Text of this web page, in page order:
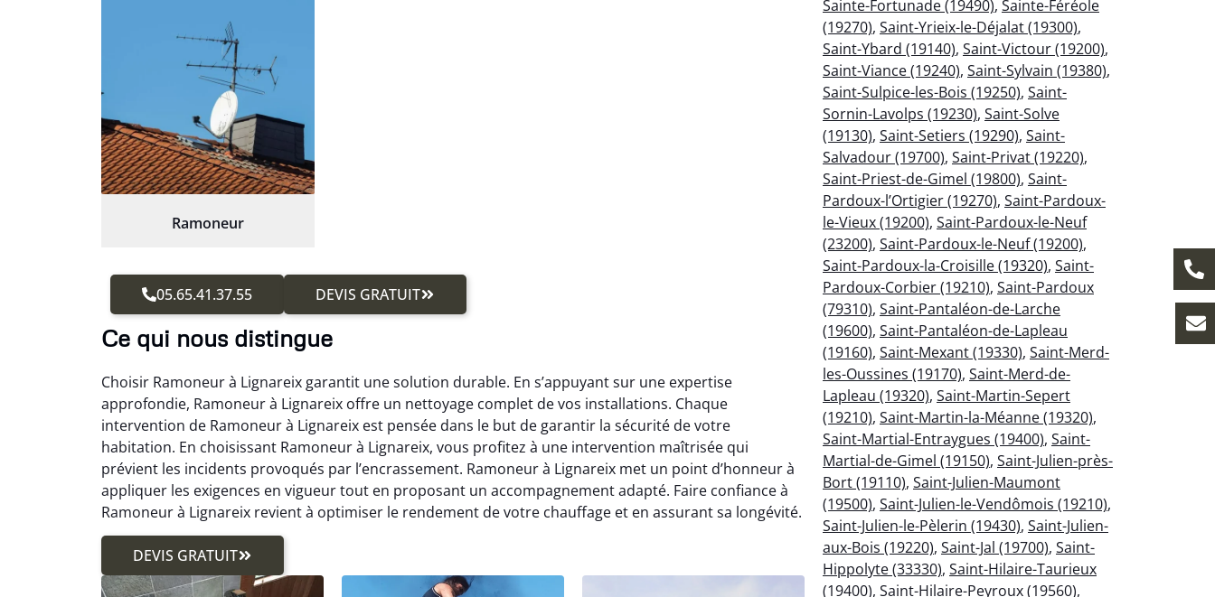
Ramoneur
05.65.41.37.55 DEVIS GRATUIT
Ce qui nous distingue
Choisir Ramoneur à Lignareix garantit une solution durable. En s’appuyant sur une expertise
approfondie, Ramoneur à Lignareix offre un nettoyage complet de vos installations. Chaque
intervention de Ramoneur à Lignareix est pensée dans le but de garantir la sécurité de votre
habitation. En choisissant Ramoneur à Lignareix, vous profitez à une intervention maîtrisée qui
prévient les incidents provoqués par l’encrassement. Ramoneur à Lignareix met un point d’honneur à
appliquer les exigences en vigueur tout en proposant un accompagnement adapté. Faire confiance à
Ramoneur à Lignareix revient à optimiser le rendement de votre chauffage et en assurant sa longévité.
DEVIS GRATUIT
Sainte-Fortunade (19490), Sainte-Féréole
(19270), Saint-Yrieix-le-Déjalat (19300),
Saint-Ybard (19140), Saint-Victour (19200),
Saint-Viance (19240), Saint-Sylvain (19380),
Saint-Sulpice-les-Bois (19250), Saint-
Sornin-Lavolps (19230), Saint-Solve
(19130), Saint-Setiers (19290), Saint-
Salvadour (19700), Saint-Privat (19220),
Saint-Priest-de-Gimel (19800), Saint-
Pardoux-l’Ortigier (19270), Saint-Pardoux-
le-Vieux (19200), Saint-Pardoux-le-Neuf
(23200), Saint-Pardoux-le-Neuf (19200),
Saint-Pardoux-la-Croisille (19320), Saint-
Pardoux-Corbier (19210), Saint-Pardoux
(79310), Saint-Pantaléon-de-Larche
(19600), Saint-Pantaléon-de-Lapleau
(19160), Saint-Mexant (19330), Saint-Merd-
les-Oussines (19170), Saint-Merd-de-
Lapleau (19320), Saint-Martin-Sepert
(19210), Saint-Martin-la-Méanne (19320),
Saint-Martial-Entraygues (19400), Saint-
Martial-de-Gimel (19150), Saint-Julien-près-
Bort (19110), Saint-Julien-Maumont
(19500), Saint-Julien-le-Vendômois (19210),
Saint-Julien-le-Pèlerin (19430), Saint-Julien-
aux-Bois (19220), Saint-Jal (19700), Saint-
Hippolyte (33330), Saint-Hilaire-Taurieux
(19400), Saint-Hilaire-Peyroux (19560),